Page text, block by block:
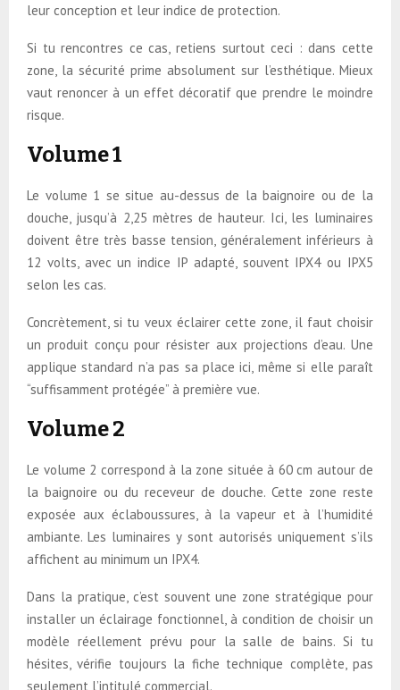
leur conception et leur indice de protection.
Si tu rencontres ce cas, retiens surtout ceci : dans cette
zone, la sécurité prime absolument sur l’esthétique. Mieux
vaut renoncer à un effet décoratif que prendre le moindre
risque.
Volume 1
Le volume 1 se situe au-dessus de la baignoire ou de la
douche, jusqu’à 2,25 mètres de hauteur. Ici, les luminaires
doivent être très basse tension, généralement inférieurs à
12 volts, avec un indice IP adapté, souvent IPX4 ou IPX5
selon les cas.
Concrètement, si tu veux éclairer cette zone, il faut choisir
un produit conçu pour résister aux projections d’eau. Une
applique standard n’a pas sa place ici, même si elle paraît
“suffisamment protégée” à première vue.
Volume 2
Le volume 2 correspond à la zone située à 60 cm autour de
la baignoire ou du receveur de douche. Cette zone reste
exposée aux éclaboussures, à la vapeur et à l’humidité
ambiante. Les luminaires y sont autorisés uniquement s’ils
affichent au minimum un IPX4.
Dans la pratique, c’est souvent une zone stratégique pour
installer un éclairage fonctionnel, à condition de choisir un
modèle réellement prévu pour la salle de bains. Si tu
hésites, vérifie toujours la fiche technique complète, pas
seulement l’intitulé commercial.